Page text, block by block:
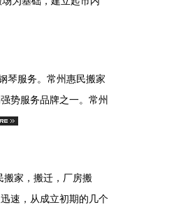
琴服务。常州惠民搬家
势服务品牌之一。常州
搬家，搬迁，厂房搬
速，从成立初期的几个